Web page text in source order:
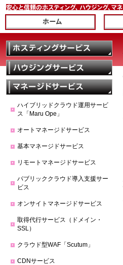
ハイブリッドクラウド運用サービ
ス「Maru Ope」
オートマネージドサービス
基本マネージドサービス
リモートマネージドサービス
パブリッククラウド導入支援サー
ビス
オンサイトマネージドサービス
取得代行サービス（ドメイン・
SSL）
クラウド型WAF「Scutum」
CDNサービス